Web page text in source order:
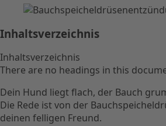
Inhaltsverzeichnis
Inhaltsverzeichnis
There are no headings in this
Dein Hund liegt flach, der Bauch
Die Rede ist von der
deinen felligen Freund.